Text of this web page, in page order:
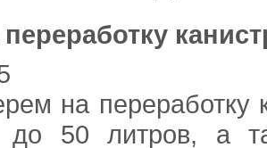
на переработку
50 литров, а